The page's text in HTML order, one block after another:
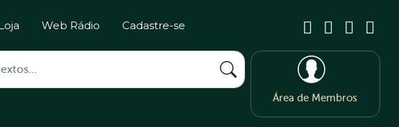
Web Rádio Cadastre-se
Área de Membros